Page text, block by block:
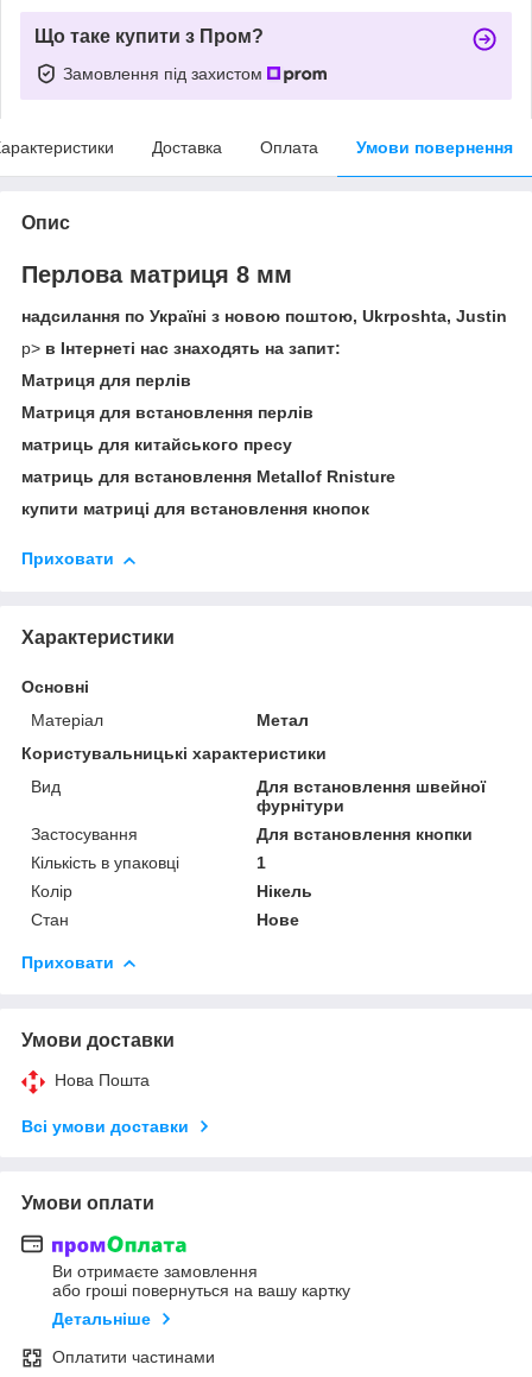
Що таке купити з Пром?
Замовлення під захистом
Доставка Оплата Умови повернення
Опис
Перлова матриця 8 мм
надсилання по Україні з новою поштою, Ukrposhta, Justin
p> в Інтернеті нас знаходять на запит:
Матриця для перлів
Матриця для встановлення перлів
матриць для китайського пресу
матриць для встановлення Metallof Rnisture
купити матриці для встановлення кнопок
Приховати
Характеристики
Основні
Матеріал
Метал
Користувальницькі характеристики
Вид
Для встановлення швейної
фурнітури
Застосування
Для встановлення кнопки
Кількість в упаковці
1
Колір
Нікель
Стан
Нове
Приховати
Умови доставки
Нова Пошта
Всі умови доставки
Умови оплати
Ви отримаєте замовлення
або гроші повернуться на вашу картку
Детальніше
Оплатити частинами